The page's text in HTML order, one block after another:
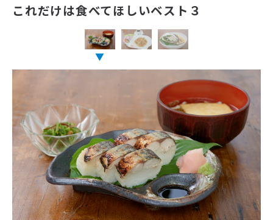
これだけは食べてほしいベスト３